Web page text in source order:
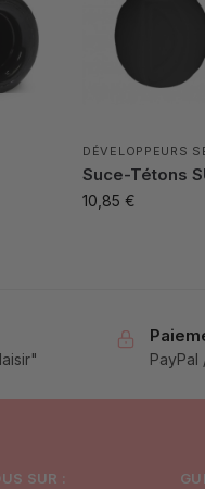
DÉVELOPPEURS
Suce-Tétons
10,85€
PayPal
SUR :